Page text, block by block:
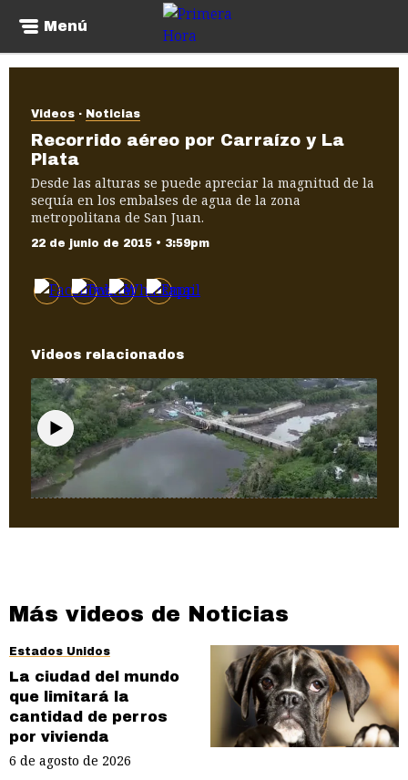
Menú
Videos Noticias
Recorrido aéreo por Carraízo y La
Plata
Desde las alturas se puede apreciar la magnitud de la
sequía en los embalses de agua de la zona
metropolitana de San Juan.
22 de junio de 2015 • 3:59pm
Videos relacionados
Puerto Rico
Recorrido aéreo por Carraízo y La Plata
Más videos de Noticias
Estados Unidos
La ciudad del mundo
que limitará la
cantidad de perros
por vivienda
6 de agosto de 2026